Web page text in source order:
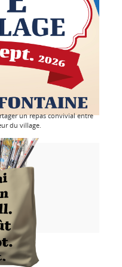
un repas convivial entre
du village.